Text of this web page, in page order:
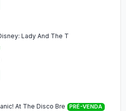
Lady And The T
At The Disco Bre PRÉ-VENDA